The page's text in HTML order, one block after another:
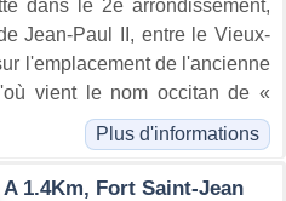
dans le 2e arrondissement,
Jean-Paul II, entre le Vieux-
l'emplacement de l'ancienne
vient le nom occitan de «
Plus d'informations
A 1.4Km, Fort Saint-Jean